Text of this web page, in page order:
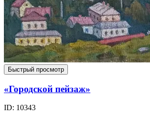
Быстрый просмотр
«Городской пейзаж»
ID: 10343